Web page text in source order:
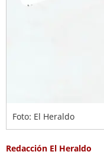
Foto: El Heraldo
Redacción El Heraldo